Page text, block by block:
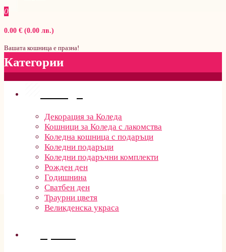
0
0.00 € (0.00 лв.)
Вашата кошница е празна!
Категории
Декорация за Коледа
Кошници за Коледа с лакомства
Коледна кошница с подаръци
Коледни подаръци
Коледни подаръчни комплекти
Рожден ден
Годишнина
Сватбен ден
Траурни цветя
Великденска украса